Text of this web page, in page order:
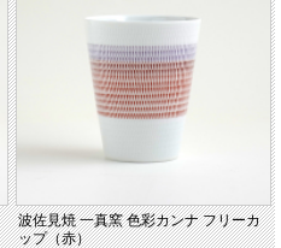
波佐見焼 一真窯 色彩カンナ フリーカ
ップ（赤）